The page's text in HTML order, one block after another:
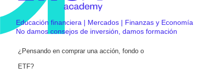
Educación financiera | Mercados | Finanzas y Economía
No damos consejos de inversión, damos formación
¿Pensando en comprar una acción, fondo o
ETF?